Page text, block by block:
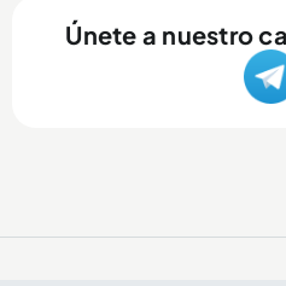
Únete a nuestro